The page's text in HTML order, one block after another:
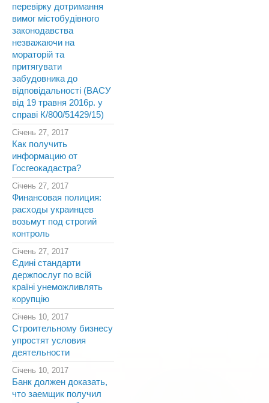
перевірку дотримання
вимог містобудівного
законодавства
незважаючи на
мораторій та
притягувати
забудовника до
відповідальності (ВАСУ
від 19 травня 2016р. у
справі К/800/51429/15)
Січень 27, 2017
Как получить
информацию от
Госгеокадастра?
Січень 27, 2017
Финансовая полиция:
расходы украинцев
возьмут под строгий
контроль
Січень 27, 2017
Єдині стандарти
держпослуг по всій
країні унеможливлять
корупцію
Січень 10, 2017
Строительному бизнесу
упростят условия
деятельности
Січень 10, 2017
Банк должен доказать,
что заемщик получил